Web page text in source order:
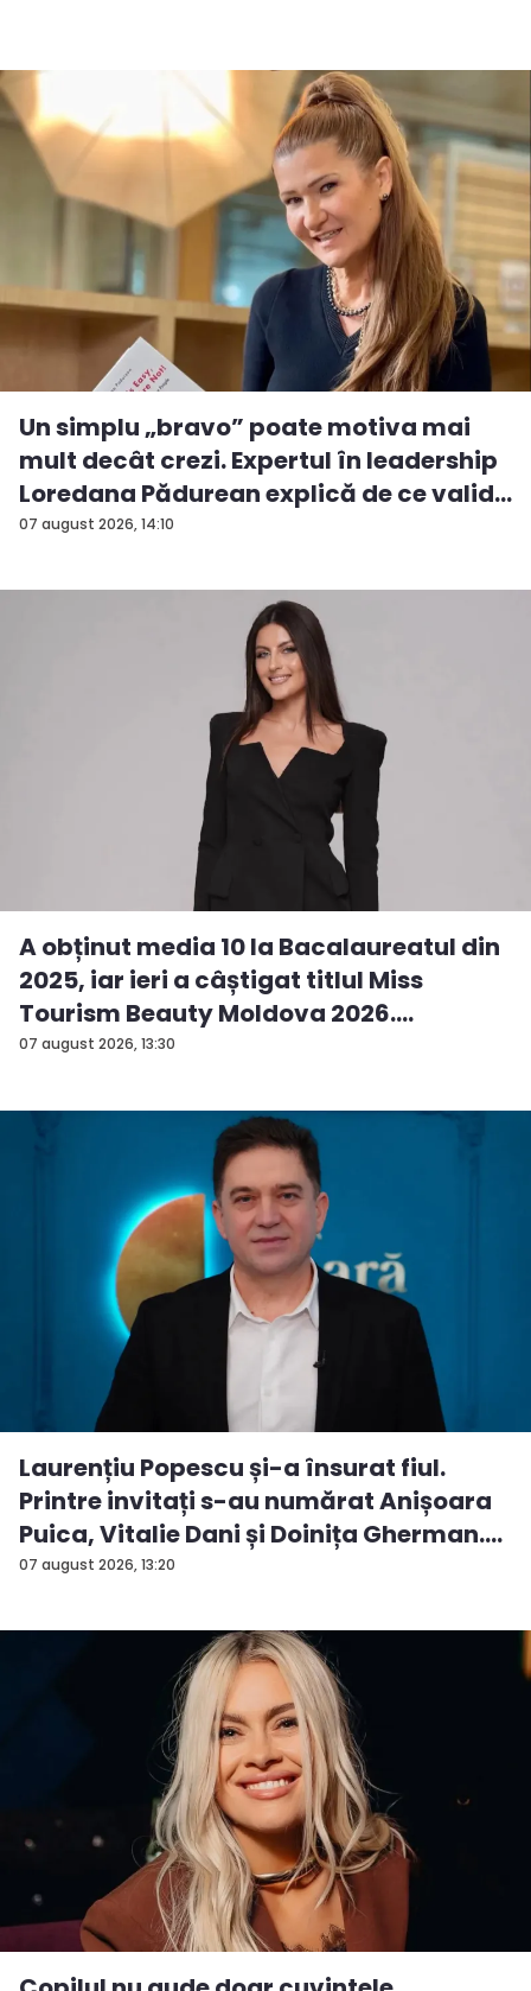
07 august 2026, 14:10
Un simplu „bravo” poate motiva mai
mult decât crezi. Expertul în leadership
Loredana Pădurean explică de ce valid...
07 august 2026, 13:30
A obținut media 10 la Bacalaureatul din
2025, iar ieri a câștigat titlul Miss
Tourism Beauty Moldova 2026.
Andreea...
07 august 2026, 13:20
Laurențiu Popescu și-a însurat fiul.
Printre invitați s-au numărat Anișoara
Puica, Vitalie Dani și Doinița Gherman.
P...